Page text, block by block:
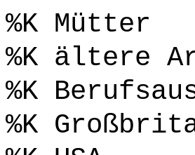
%K Mütter
%K ältere
%K
%K